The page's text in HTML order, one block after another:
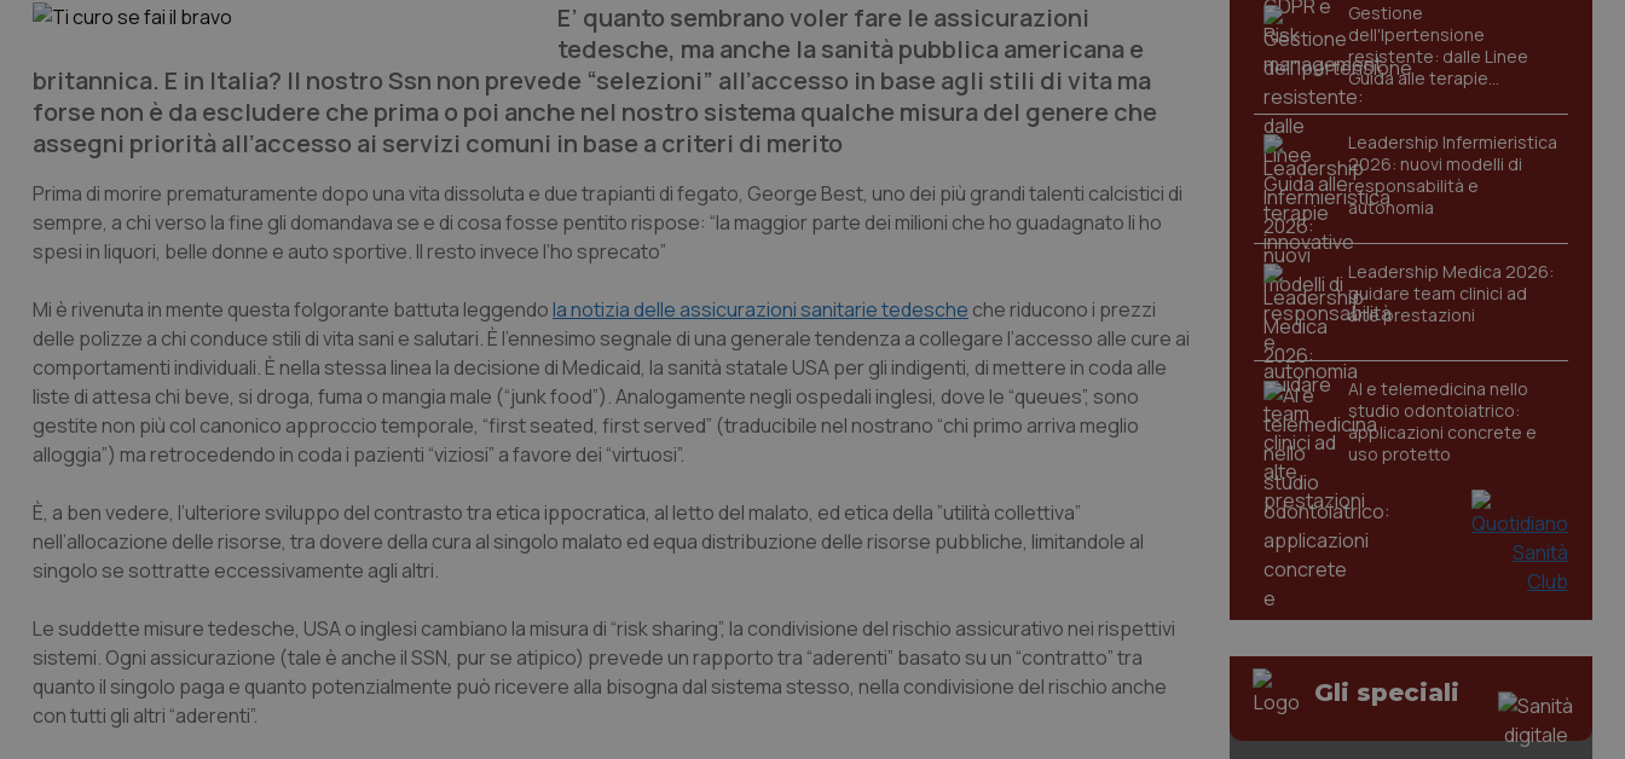
E’ quanto sembrano voler fare le assicurazioni
tedesche, ma anche la sanità pubblica americana e
britannica. E in Italia? Il nostro Ssn non prevede “selezioni” all’accesso in base agli stili di vita ma
forse non è da escludere che prima o poi anche nel nostro sistema qualche misura del genere che
assegni priorità all’accesso ai servizi comuni in base a criteri di merito
Prima di morire prematuramente dopo una vita dissoluta e due trapianti di fegato, George Best, uno dei più grandi talenti calcistici di
sempre, a chi verso la fine gli domandava se e di cosa fosse pentito rispose: “la maggior parte dei milioni che ho guadagnato li ho
spesi in liquori, belle donne e auto sportive. Il resto invece l’ho sprecato”
Mi è rivenuta in mente questa folgorante battuta leggendola notizia delle assicurazioni sanitarie tedesche che riducono i prezzi
delle polizze a chi conduce stili di vita sani e salutari. È l’ennesimo segnale di una generale tendenza a collegare l’accesso alle cure ai
comportamenti individuali. È nella stessa linea la decisione di Medicaid, la sanità statale USA per gli indigenti, di mettere in coda alle
liste di attesa chi beve, si droga, fuma o mangia male (“junk food”). Analogamente negli ospedali inglesi, dove le “queues”, sono
gestite non più col canonico approccio temporale, “first seated, first served” (traducibile nel nostrano “chi primo arriva meglio
alloggia”) ma retrocedendo in coda i pazienti “viziosi” a favore dei “virtuosi”.
È, a ben vedere, l’ulteriore sviluppo del contrasto tra etica ippocratica, al letto del malato, ed etica della ”utilità collettiva”
nell’allocazione delle risorse, tra dovere della cura al singolo malato ed equa distribuzione delle risorse pubbliche, limitandole al
singolo se sottratte eccessivamente agli altri.
Le suddette misure tedesche, USA o inglesi cambiano la misura di “risk sharing”, la condivisione del rischio assicurativo nei rispettivi
sistemi. Ogni assicurazione (tale è anche il SSN, pur se atipico) prevede un rapporto tra “aderenti” basato su un “contratto” tra
quanto il singolo paga e quanto potenzialmente può ricevere alla bisogna dal sistema stesso, nella condivisione del rischio anche
con tutti gli altri “aderenti”.
Gestione
dell'Ipertensione
resistente: dalle Linee
Guida alle terapie
innovative
Leadership Infermieristica
2026: nuovi modelli di
responsabilità e
autonomia
Leadership Medica 2026:
guidare team clinici ad
alte prestazioni
AI e telemedicina nello
studio odontoiatrico:
applicazioni concrete e
uso protetto
Gli speciali